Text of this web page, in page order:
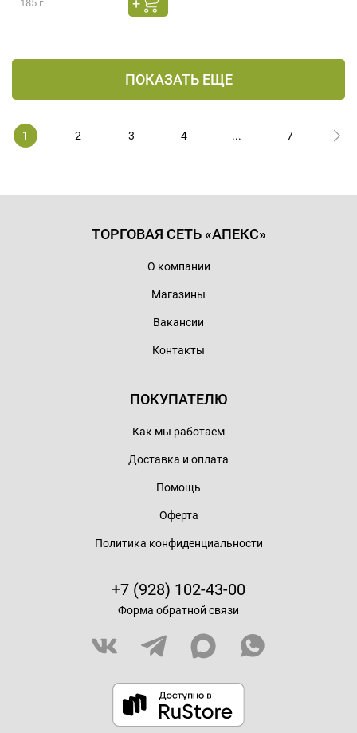
185 г
ПОКАЗАТЬ ЕЩЕ
1 2 3 4 ... 7
ТОРГОВАЯ СЕТЬ «АПЕКС»
О компании
Магазины
Вакансии
Контакты
ПОКУПАТЕЛЮ
Как мы работаем
Доставка и оплата
Помощь
Оферта
Политика конфиденциальности
+7 (928) 102-43-00
Форма обратной связи